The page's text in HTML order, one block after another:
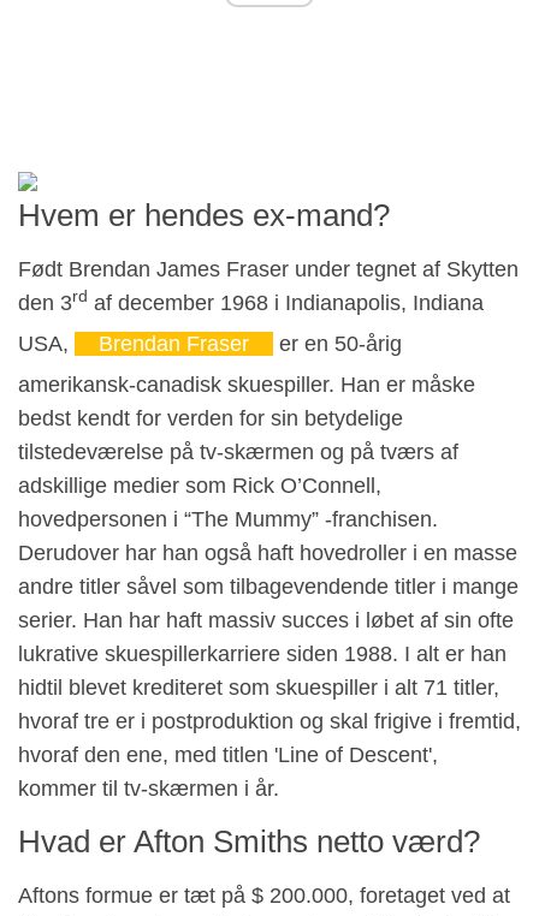
Hvem er hendes ex-mand?
Født Brendan James Fraser under tegnet af Skytten
den 3rd af december 1968 i Indianapolis, Indiana
USA,
Brendan Fraser
er en 50-årig
amerikansk-canadisk skuespiller. Han er måske
bedst kendt for verden for sin betydelige
tilstedeværelse på tv-skærmen og på tværs af
adskillige medier som Rick O’Connell,
hovedpersonen i “The Mummy” -franchisen.
Derudover har han også haft hovedroller i en masse
andre titler såvel som tilbagevendende titler i mange
serier. Han har haft massiv succes i løbet af sin ofte
lukrative skuespillerkarriere siden 1988. I alt er han
hidtil blevet krediteret som skuespiller i alt 71 titler,
hvoraf tre er i postproduktion og skal frigive i fremtid,
hvoraf den ene, med titlen 'Line of Descent',
kommer til tv-skærmen i år.
Hvad er Afton Smiths netto værd?
Aftons formue er tæt på $ 200.000, foretaget ved at